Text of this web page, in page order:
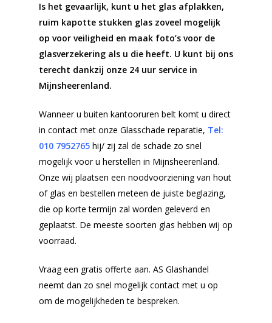
Is het gevaarlijk, kunt u het glas afplakken,
ruim kapotte stukken glas zoveel mogelijk
op voor veiligheid en maak foto’s voor de
glasverzekering als u die heeft. U kunt bij ons
terecht dankzij onze 24 uur service in
Mijnsheerenland.
Wanneer u buiten kantooruren belt komt u direct
in contact met onze Glasschade reparatie, Tel:
010 7952765 hij/ zij zal de schade zo snel
mogelijk voor u herstellen in Mijnsheerenland.
Onze wij plaatsen een noodvoorziening van hout
of glas en bestellen meteen de juiste beglazing,
die op korte termijn zal worden geleverd en
geplaatst. De meeste soorten glas hebben wij op
voorraad.
Vraag een gratis offerte aan. AS Glashandel
neemt dan zo snel mogelijk contact met u op
om de mogelijkheden te bespreken.